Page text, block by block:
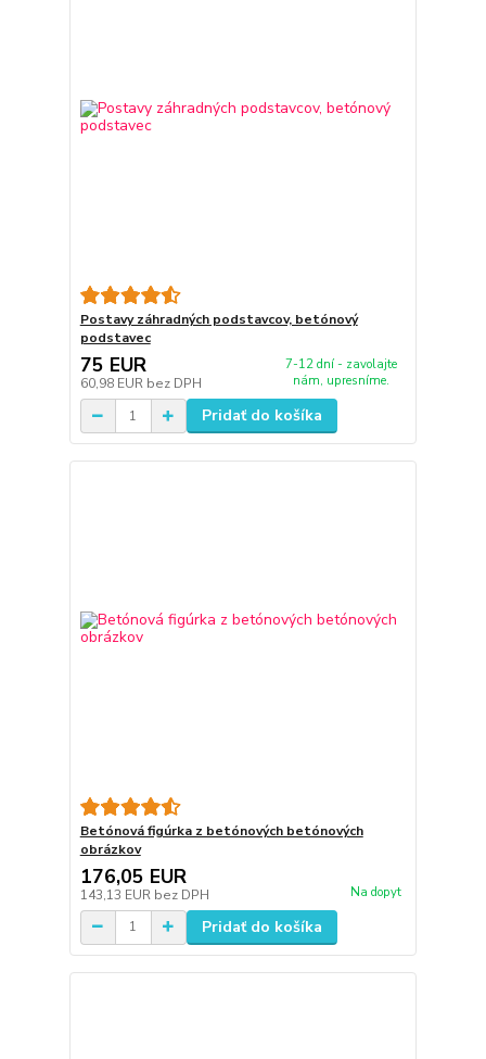
Postavy záhradných podstavcov, betónový
podstavec
75 EUR
60,98 EUR bez DPH
7-12 dní - zavolajte
nám, upresníme.
Pridať do košíka
Betónová figúrka z betónových betónových
obrázkov
176,05 EUR
143,13 EUR bez DPH Na dopyt
Pridať do košíka